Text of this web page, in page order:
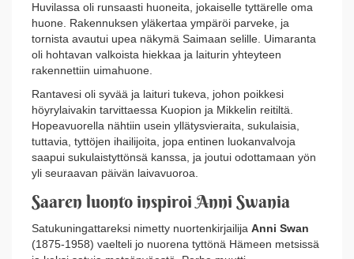
Huvilassa oli runsaasti huoneita, jokaiselle tyttärelle oma
huone. Rakennuksen yläkertaa ympäröi parveke, ja
tornista avautui upea näkymä Saimaan selille. Uimaranta
oli hohtavan valkoista hiekkaa ja laiturin yhteyteen
rakennettiin uimahuone.
Rantavesi oli syvää ja laituri tukeva, johon poikkesi
höyrylaivakin tarvittaessa Kuopion ja Mikkelin reitiltä.
Hopeavuorella nähtiin usein yllätysvieraita, sukulaisia,
tuttavia, tyttöjen ihailijoita, jopa entinen luokanvalvoja
saapui sukulaistyttönsä kanssa, ja joutui odottamaan yön
yli seuraavan päivän laivavuoroa.
Saaren luonto inspiroi Anni Swania
Satukuningattareksi nimetty nuortenkirjailija Anni Swan
(1875-1958) vaelteli jo nuorena tyttönä Hämeen metsissä